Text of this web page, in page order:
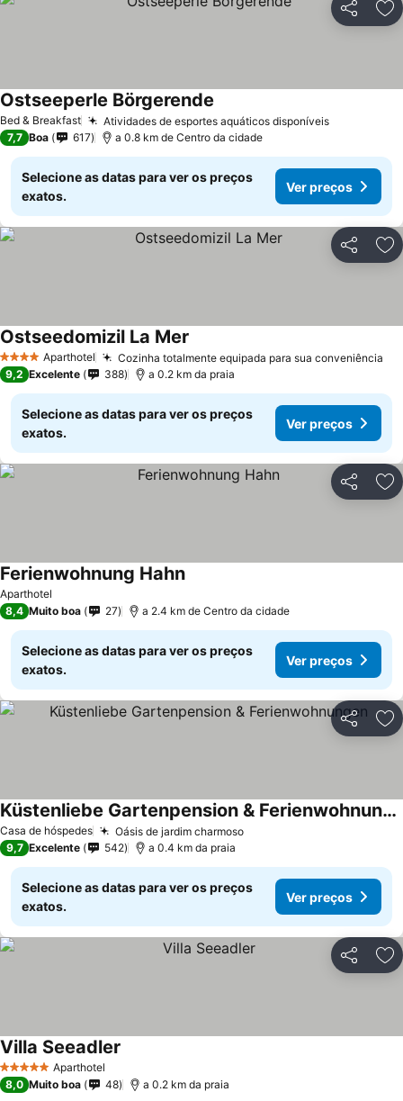
Partilhar
Bed & Breakfast Atividades de esportes aquáticos disponíveis
Ostseeperle Börgerende
7,7 Boa 617 a 0.8 km de Centro da cidade
Selecione as datas para ver os preços
exatos.
Ver preços
Partilhar
4 EstrelasAparthotel Cozinha totalmente equipada para sua conveniência
Ostseedomizil La Mer
9,2 Excelente 388 a 0.2 km da praia
Selecione as datas para ver os preços
exatos.
Ver preços
Partilhar
Aparthotel
Ferienwohnung Hahn
8,4 Muito boa 27 a 2.4 km de Centro da cidade
Selecione as datas para ver os preços
exatos.
Ver preços
Partilhar
Casa de hóspedes Oásis de jardim charmoso
Küstenliebe Gartenpension & Ferienwohnungen
9,7 Excelente 542 a 0.4 km da praia
Selecione as datas para ver os preços
exatos.
Ver preços
Partilhar
5 Estrelas Aparthotel
Villa Seeadler
8,0 Muito boa 48 a 0.2 km da praia